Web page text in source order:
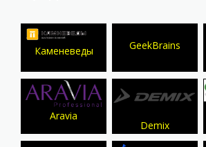
Каменеведы
GeekBrains
Aravia
Demix